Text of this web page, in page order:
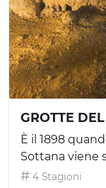
GROTTE
È il 1898
Sottana viene
4 Stagioni